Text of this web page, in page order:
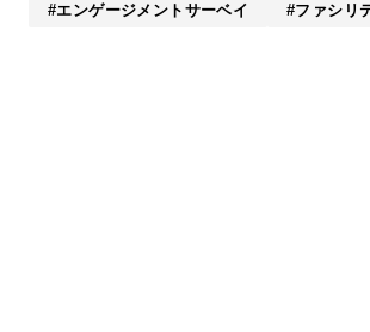
エンゲージメントサーベイ
ファシリ